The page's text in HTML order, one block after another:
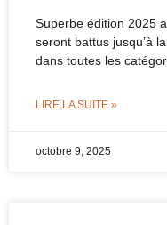
Superbe édition 2025
seront battus jusqu’à
dans toutes les
LIRE LA SUITE »
octobre 9, 2025